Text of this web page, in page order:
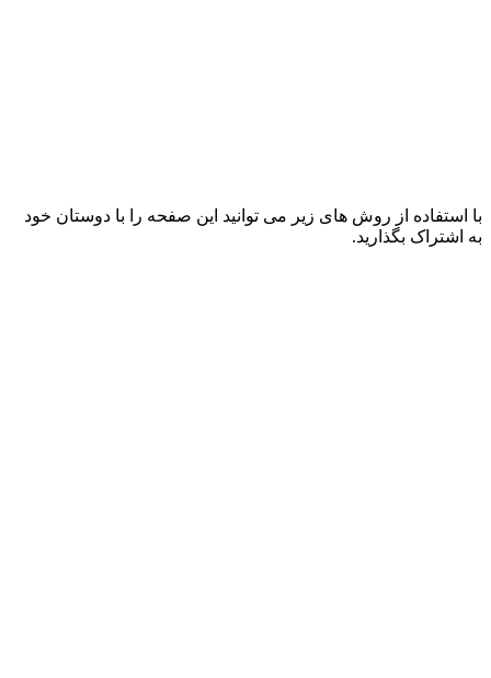
با استفاده از روش های زیر می توانید این صفحه را با دوستان خود
به اشتراک بگذارید.